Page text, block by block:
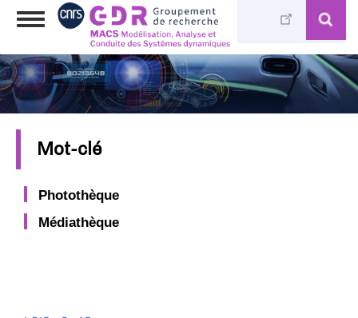
Aller
principal
Toggle
Mot-clé
Photothèque
Médiathèque